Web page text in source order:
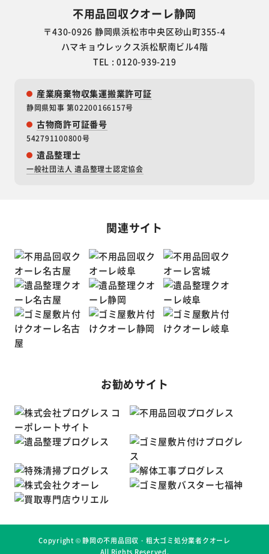
不用品回収クオーレ静岡
〒430-0926 静岡県浜松市中央区砂山町355-4
ハマキョウレックス浜松駅南ビル4階
TEL : 0120-939-219
産業廃棄物収集運搬業許可証
静岡県知事 第02200166157号
古物商許可証番号
542791100800号
遺品整理士
一般社団法人 遺品整理士認定協会
関連サイト
お勧めサイト
Copyright ©静岡の不用品回収・粗大ゴミ処分業者クオーレ
All Rights Reserved.